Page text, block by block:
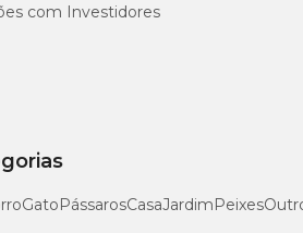
Mineral (máx.)
com Investidores
GatoPássarosCasaJardimPeixes